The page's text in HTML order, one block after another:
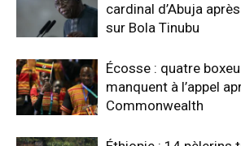
cardinal d’Abuja
sur Bola Tinubu
Écosse : quatre
manquent à l’appel
Commonwealth